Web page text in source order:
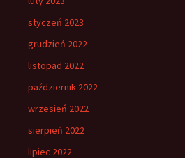
styczeń 2023
grudzień 2022
listopad 2022
październik 2022
wrzesień 2022
sierpień 2022
lipiec 2022